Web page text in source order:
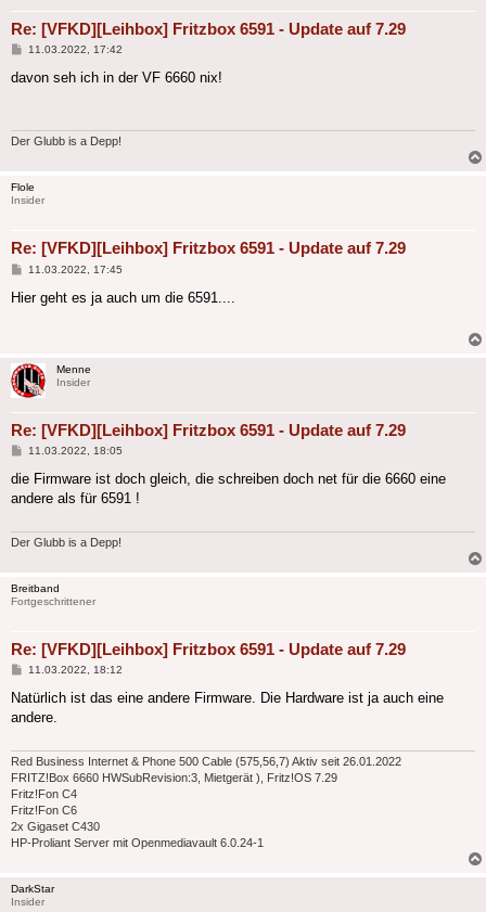
Re: [VFKD][Leihbox] Fritzbox 6591 - Update auf 7.29
Beitrag
11.03.2022, 17:42
davon seh ich in der VF 6660 nix!
Der Glubb is a Depp!
Flole
Insider
Re: [VFKD][Leihbox] Fritzbox 6591 - Update auf 7.29
Beitrag
11.03.2022, 17:45
Hier geht es ja auch um die 6591....
Menne
Insider
Re: [VFKD][Leihbox] Fritzbox 6591 - Update auf 7.29
Beitrag
11.03.2022, 18:05
die Firmware ist doch gleich, die schreiben doch net für die 6660 eine
andere als für 6591 !
Der Glubb is a Depp!
Breitband
Fortgeschrittener
Re: [VFKD][Leihbox] Fritzbox 6591 - Update auf 7.29
Beitrag
11.03.2022, 18:12
Natürlich ist das eine andere Firmware. Die Hardware ist ja auch eine
andere.
Red Business Internet & Phone 500 Cable (575,56,7) Aktiv seit 26.01.2022
FRITZ!Box 6660 HWSubRevision:3, Mietgerät ), Fritz!OS 7.29
Fritz!Fon C4
Fritz!Fon C6
2x Gigaset C430
HP-Proliant Server mit Openmediavault 6.0.24-1
DarkStar
Insider